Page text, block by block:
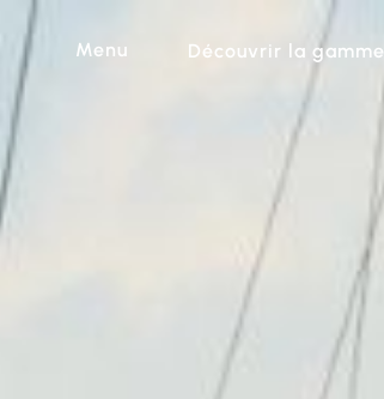
Menu Découvrir la gamme